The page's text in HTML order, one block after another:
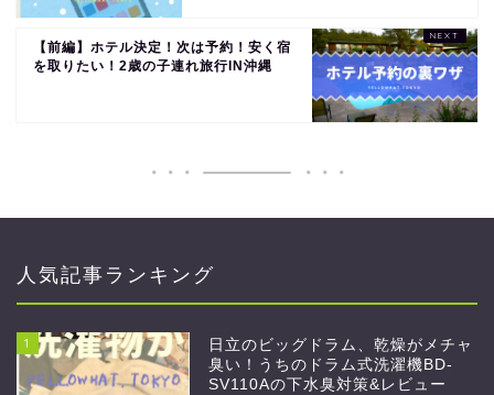
【前編】ホテル決定！次は予約！安く宿
を取りたい！2歳の子連れ旅行IN沖縄
人気記事ランキング
1
日立のビッグドラム、乾燥がメチャ
臭い！うちのドラム式洗濯機BD-
SV110Aの下水臭対策&レビュー